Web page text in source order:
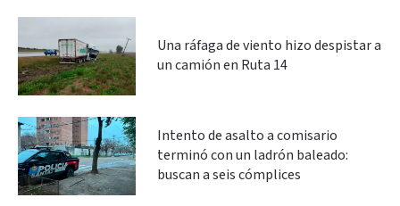
Una ráfaga de viento hizo despistar a
un camión en Ruta 14
Intento de asalto a comisario
terminó con un ladrón baleado:
buscan a seis cómplices